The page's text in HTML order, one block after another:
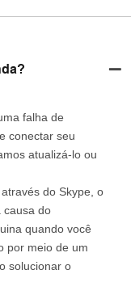
falha de
conectar seu
atualizá-lo ou
do Skype, o
causa do
quando você
por meio de um
solucionar o